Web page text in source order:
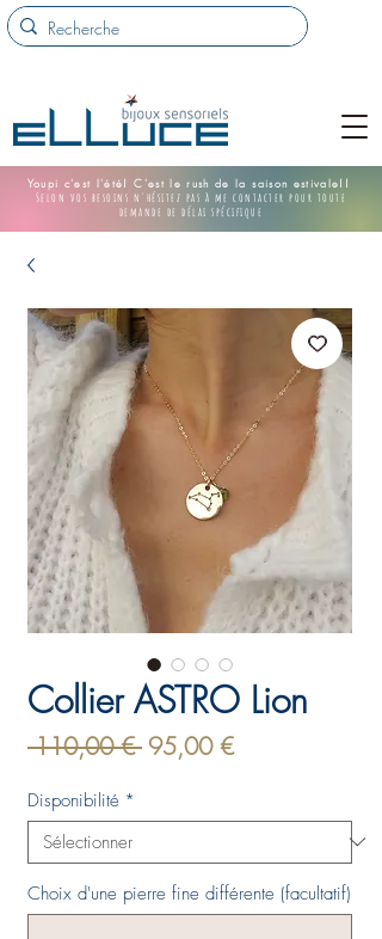
Youpi c'est l'été! C'est le rush de la saison estivale!!
Selon vos besoins n'hésitez pas à me contacter pour toute
demande de délai spécifique
Collier ASTRO Lion
110,00 € Prix
95,00 €Prix
Disponibilité *
Choix d'une pierre fine différente (facultatif)